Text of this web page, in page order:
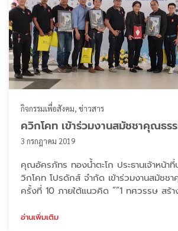
กิจกรรมเพื่อสังคม ข่าวสาร
ควิกโคท เข้าร่วมงานสมัชชาคุณธร
3 กรกฎาคม 2019
คุณอัครภัทร ทองน้ำตะโก ประธานเจ้าหน้า
วิกโคท โปรดักส์ จำกัด เข้าร่วมงานสมัชช
ครั้งที่ 10 ภายใต้แนวคิด “”1 ทศวรรษ ส
ภาคีเครือข่ายองค์กรคุณธรรม ในการร่วมขับ
อ่านเพิ่มเติม